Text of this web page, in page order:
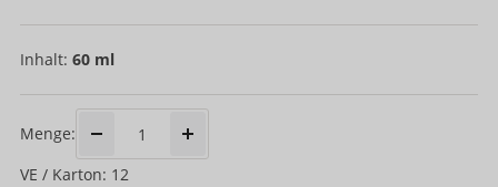
Inhalt: 60 ml
Menge:
VE / Karton: 12